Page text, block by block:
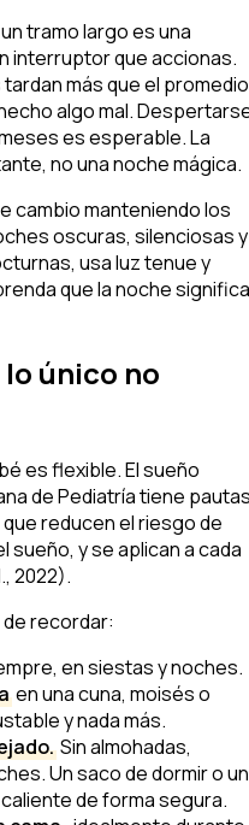
tramo largo es una
interruptor que accionas.
más que el
algo mal.
es esperable. La
no una noche mágica.
cambio manteniendo los
oscuras, silenciosas y
usa luz tenue y
que la noche significa
lo único no
es flexible. El sueño
de Pediatría tiene
reducen el riesgo de
sueño, y se aplican a cada
2022).
recordar:
en siestas y noches.
en una cuna, moisés o
y nada más.
Sin almohadas,
Un saco de dormir o un
de forma segura.